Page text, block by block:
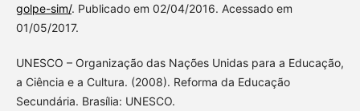
golpe-sim/. Publicado em 02/04/2016. Acessado em
01/05/2017.
UNESCO – Organização das Nações Unidas para a Educação,
a Ciência e a Cultura. (2008). Reforma da Educação
Secundária. Brasília: UNESCO.